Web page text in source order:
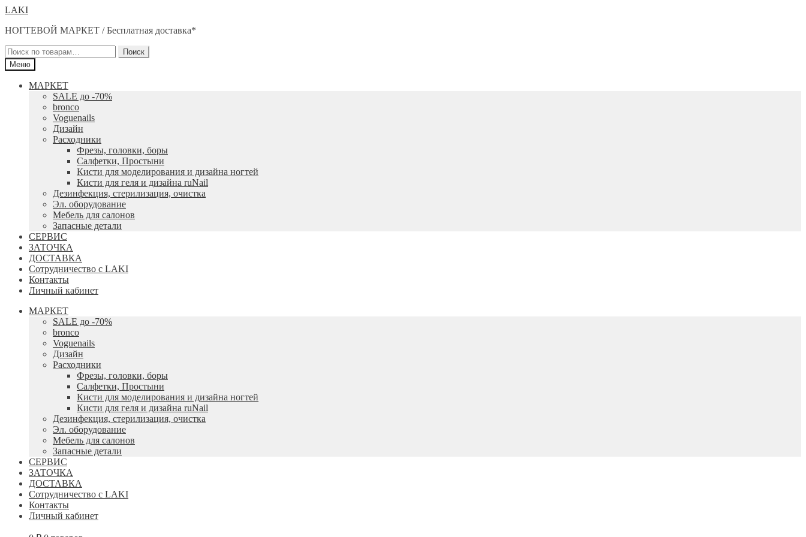
Перейти
навигации
Перейти
содержимому
LAKI
НОГТЕВОЙ МАРКЕТ / Бесплатная доставка*
Искать:
Поиск
Меню
МАРКЕТ
SALE до -70%
bronco
Voguenails
Дизайн
Расходники
Фрезы, головки, боры
Салфетки, Простыни
Кисти для моделирования и дизайна ногтей
Кисти для геля и дизайна ruNail
Дезинфекция, стерилизация, очистка
Эл. оборудование
Мебель для салонов
Запасные детали
СЕРВИС
ЗАТОЧКА
ДОСТАВКА
Сотрудничество с LAKI
Контакты
Личный кабинет
МАРКЕТ
SALE до -70%
bronco
Voguenails
Дизайн
Расходники
Фрезы, головки, боры
Салфетки, Простыни
Кисти для моделирования и дизайна ногтей
Кисти для геля и дизайна ruNail
Дезинфекция, стерилизация, очистка
Эл. оборудование
Мебель для салонов
Запасные детали
СЕРВИС
ЗАТОЧКА
ДОСТАВКА
Сотрудничество с LAKI
Контакты
Личный кабинет